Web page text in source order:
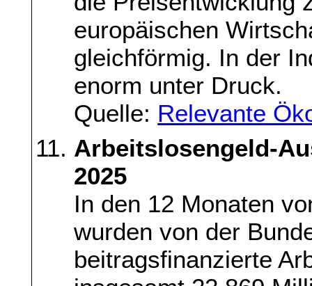
europäischen
gleichförmig. In der
enorm unter Druck.
Quelle: Relevante
Arbeitslosengeld-
2025
In den 12 Monaten
wurden von der
beitragsfinanzierte